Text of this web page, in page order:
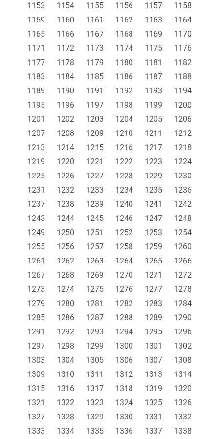
1153 1154 1155 1156 1157
1158
1159
1160 1161 1162 1163
1164
1165
1166 1167 1168 1169
1170
1171
1172 1173 1174 1175
1176
1177
1178 1179 1180 1181
1182
1183
1184 1185 1186 1187
1188
1189
1190 1191 1192 1193
1194
1195
1196 1197 1198 1199
1200
1201
1202 1203 1204 1205
1206
1207
1208 1209 1210 1211
1212
1213
1214 1215 1216 1217
1218
1219
1220 1221 1222 1223
1224
1225
1226 1227 1228 1229
1230
1231
1232 1233 1234 1235
1236
1237
1238 1239 1240 1241
1242
1243
1244 1245 1246 1247
1248
1249
1250 1251 1252 1253
1254
1255
1256 1257 1258 1259
1260
1261
1262 1263 1264 1265
1266
1267
1268 1269 1270 1271
1272
1273
1274 1275 1276 1277
1278
1279
1280 1281 1282 1283
1284
1285
1286 1287 1288 1289
1290
1291
1292 1293 1294 1295
1296
1297
1298 1299 1300 1301
1302
1303
1304 1305 1306 1307
1308
1309
1310 1311 1312 1313
1314
1315
1316 1317 1318 1319
1320
1321
1322 1323 1324 1325
1326
1327
1328 1329 1330 1331
1332
1333
1334 1335 1336 1337
1338